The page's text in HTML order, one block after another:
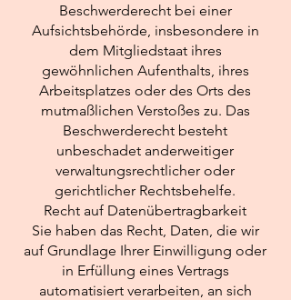
Beschwerderecht bei einer
Aufsichtsbehörde, insbesondere in
dem Mitgliedstaat ihres
gewöhnlichen Aufenthalts, ihres
Arbeitsplatzes oder des Orts des
mutmaßlichen Verstoßes zu. Das
Beschwerderecht besteht
unbeschadet anderweitiger
verwaltungsrechtlicher oder
gerichtlicher Rechtsbehelfe.
Recht auf Datenübertragbarkeit
Sie haben das Recht, Daten, die wir
auf Grundlage Ihrer Einwilligung oder
in Erfüllung eines Vertrags
automatisiert verarbeiten, an sich